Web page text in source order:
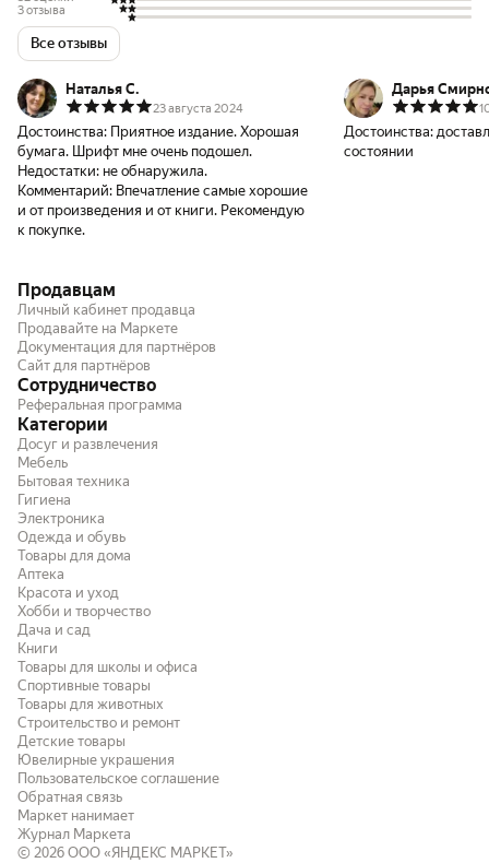
3 отзыва
Все отзывы
Наталья С.
23 августа 2024
Достоинства: Приятное издание. Хорошая
бумага. Шрифт мне очень подошел.
Недостатки: не обнаружила.
Комментарий: Впечатление самые хорошие
и от произведения и от книги. Рекомендую
к покупке.
Дарья
Достоинства:
состоянии
Продавцам
Личный кабинет продавца
Продавайте на Маркете
Документация для партнёров
Сайт для партнёров
Сотрудничество
Реферальная программа
Категории
Досуг и развлечения
Мебель
Бытовая техника
Гигиена
Электроника
Одежда и обувь
Товары для дома
Аптека
Красота и уход
Хобби и творчество
Дача и сад
Книги
Товары для школы и офиса
Спортивные товары
Товары для животных
Строительство и ремонт
Детские товары
Ювелирные украшения
Пользовательское соглашение
Обратная связь
Маркет нанимает
Журнал Маркета
© 2026 ООО «ЯНДЕКС МАРКЕТ»